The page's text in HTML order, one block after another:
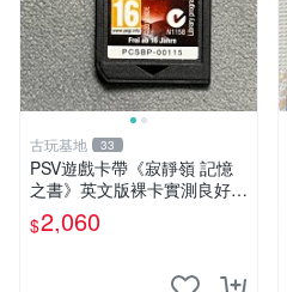
古玩基地 33
PSV遊戲卡帶《寂靜嶺 記憶
之書》英文版裸卡實測良好
限定PSV平臺獨享 廚房遊戲
獲得熱銷推薦 寂靜嶺 電玩遊
$2,060